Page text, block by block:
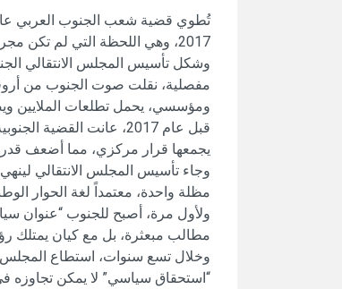
تُطوي قضية شعب الجنوب العربي
2017، وهي اللحظة التي لم تكن مجرد ذكرى عابرة، بل كانت إعلانا عن ميلاد مرحلة سياسية جديدة.
وشكل تأسيس المجلس الانتقالي
مفصلية، نقلت صوت الجنوب من
ومؤسسي، يحمل تطلعات الملايين
قبل عام 2017، عانت
يجمعها قرار مركزي، مما أضعف
وجاء تأسيس المجلس الانتقالي
مظلة واحدة، معتمداً لغة الحوار
ولأول مرة، أصبح للجنوب “عنوان
مطالب مبعثرة، بل مع كيان يمتلك
وخلال تسع سنوات، استطاع
“استحقاق سياسي” لا يمكن